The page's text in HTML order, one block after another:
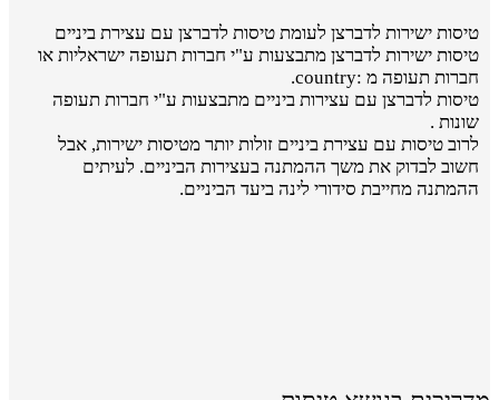
טיסות ישירות לדברצן לעומת טיסות לדברצן עם עצירת ביניים
טיסות ישירות לדברצן מתבצעות ע"י חברות תעופה ישראליות או
חברות תעופה מ :country.
טיסות לדברצן עם עצירות ביניים מתבצעות ע"י חברות תעופה
שונות .
לרוב טיסות עם עצירת ביניים זולות יותר מטיסות ישירות, אבל
חשוב לבדוק את משך ההמתנה בעצירות הביניים. לעיתים
ההמתנה מחייבת סידורי לינה ביעד הביניים.